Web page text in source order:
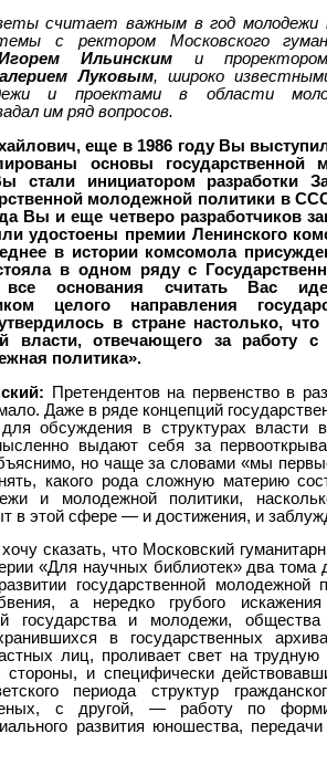
считает важным в год молодежи
с ректором Московского
Ильинским и
Луковым, широко
и проектами в области
им ряд вопросов.
еще в 1986 году Вы
основы государственной
стали инициатором разработки
молодежной политики в
Вы и еще четверо разработчиков
удостоены премии Ленинского
в истории комсомола
в одном ряду с
основания считать Вас
целого направления
в стране настолько,
власти, отвечающего за работу
политика».
Претендентов на первенство в
Даже в ряде концепций
обсуждения в структурах власти
выдают себя за
но чаще за словами «мы
какого рода сложную материю
и молодежной политики,
в этой сфере — и достижения, и
сказать, что Московский
«Для научных библиотек» два тома
государственной
а нередко грубого искажения
государства и молодежи,
в государственных
лиц, проливает свет на
стороны, и специфически
периода структур
с другой, — работу по
развития юношества,